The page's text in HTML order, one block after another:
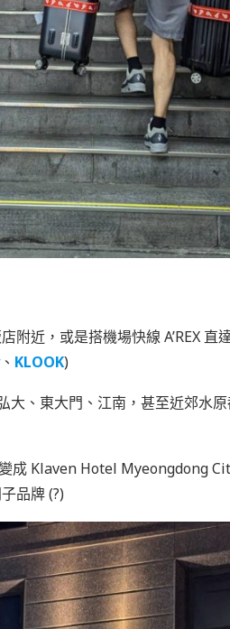
近，或是搭機場快線 A’REX
、 KLOOK)
、東大門、江南，甚至近郊水
成 Klaven Hotel Myeongdong
品牌 (?)